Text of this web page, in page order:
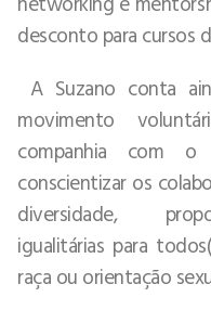
desconto para cursos
A Suzano conta
movimento
companhia com
conscientizar os
diversidade,
igualitárias para
raça ou orientação